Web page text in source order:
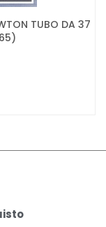
TUBO DA 37